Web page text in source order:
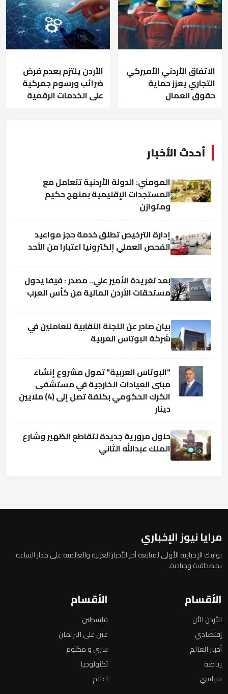
الاتفاق الأردني الأميركي
التجاري يعزز حماية
حقوق العمال
الأردن يلتزم بعدم فرض
ضرائب ورسوم جمركية
على الخدمات الرقمية
أحدث الأخبار
المومني: الدولة الأردنية تتعامل مع
المستجدات الإقليمية بمنهج حكيم
ومتوازن
إدارة الترخيص تطلق خدمة حجز مواعيد
الفحص العملي إلكترونيا اعتبارا من الأحد
بعد تغريدة الأمير علي.. مصدر : فيفا يحول
مستحقات الأردن المالية من كأس العرب
بيان صادر عن اللجنة النقابية للعاملين في
شركة البوتاس العربية
"البوتاس العربية" تمول مشروع إنشاء
مبنى العيادات الخارجية في مستشفى
الكرك الحكومي بكلفة تصل إلى (4) ملايين
دينار
حلول مرورية جديدة لتقاطع الظهير وشارع
الملك عبدالله الثاني
مرايا نيوز الإخباري
بوابتك الإخبارية الأولى لمتابعة آخر الأخبار العربية والعالمية على مدار الساعة
بمصداقية وحيادية.
الأقسام
الأردن الأن
إقتصادي
أخبار العالم
رياضة
سياسي
الأقسام
فلسطين
عين على البرلمان
سري و مكتوم
تكنولوجيا
اعلام